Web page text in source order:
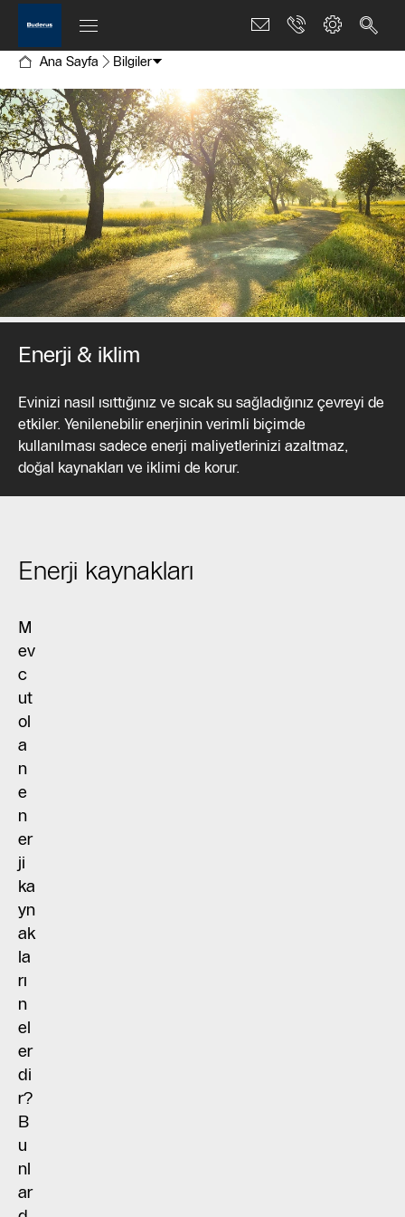
Ana Sayfa Bilgiler
Enerji & iklim
Evinizi nasıl ısıttığınız ve sıcak su sağladığınız çevreyi de
etkiler. Yenilenebilir enerjinin verimli biçimde
kullanılması sadece enerji maliyetlerinizi azaltmaz,
doğal kaynakları ve iklimi de korur.
Enerji kaynakları
M
ev
c
ut
ol
a
n
e
n
er
ji
ka
yn
ak
la
rı
n
el
er
di
r?
B
u
nl
ar